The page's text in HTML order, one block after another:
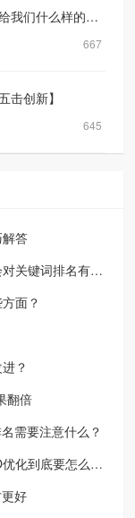
品牌营销的意义是什么？能带给我们什么样的转化？
667
击创新】
645
答
网站SEO优化推广，百度快照的更新快慢会对关键词排名有影响吗？
面？
？
翻倍
需要注意什么？
百度打击关键词快速排名等作弊行为，SEO优化到底要怎么做？
好